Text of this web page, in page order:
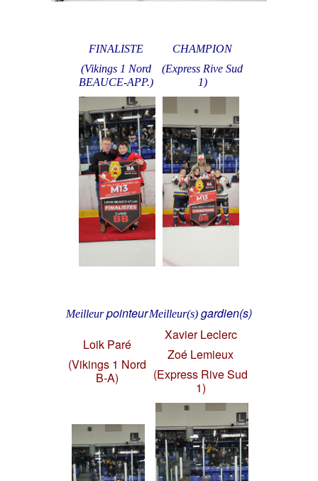
FINALISTE
(Vikings 1 Nord
BEAUCE-APP.)
CHAMPION
(Express Rive Sud
1)
MeilleurpointeurMeilleur(s) gardien(s)
Loik Paré
(Vikings 1 Nord
B-A)
Xavier Leclerc
Zoé Lemieux
(Express Rive Sud
1)